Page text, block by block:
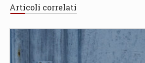
Articoli correlati